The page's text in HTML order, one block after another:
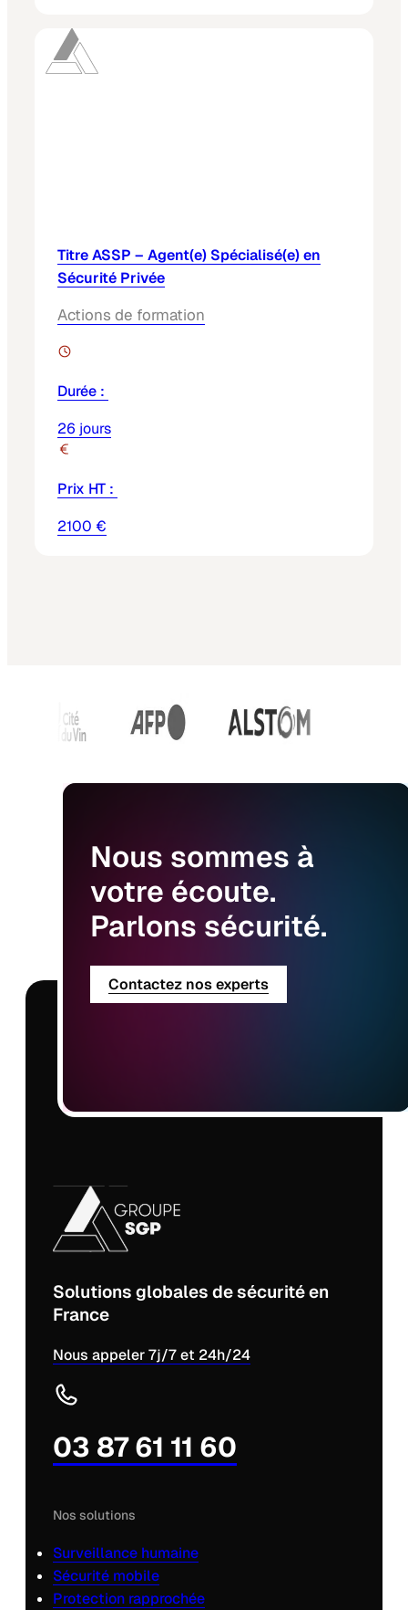
Titre ASSP – Agent(e) Spécialisé(e) en
Sécurité Privée
Actions de formation
Durée :
26 jours
Prix HT :
2100 €
Nous sommes à
votre écoute.
Parlons sécurité.
Contactez nos experts
Solutions globales de sécurité en
France
Nous appeler 7j/7 et 24h/24
03 87 61 11 60
Nos solutions
Surveillance humaine
Sécurité mobile
Protection rapprochée